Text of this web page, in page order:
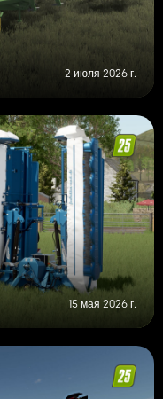
2 июля 2026 г.
15 мая 2026 г.